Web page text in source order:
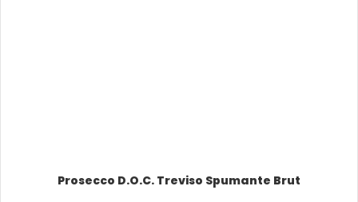
Prosecco D.O.C. Treviso Spumante Brut